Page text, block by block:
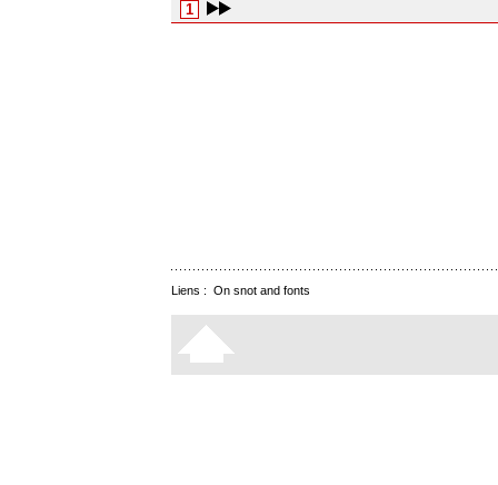
1
Liens : On snot and fonts